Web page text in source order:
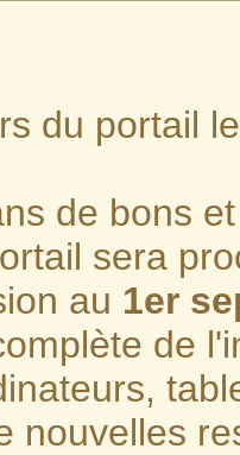
du portail
de bons
sera
au 1er
de
nouvelles